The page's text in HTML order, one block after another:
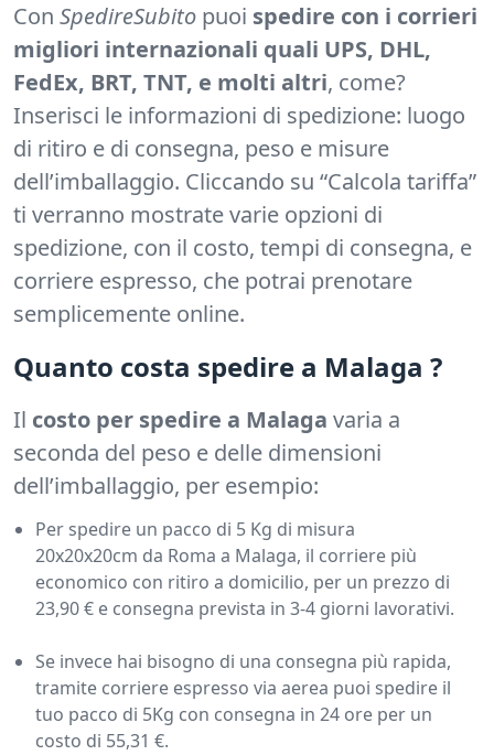
Con SpedireSubito puoi spedire con i corrieri
migliori internazionali quali UPS, DHL,
FedEx, BRT, TNT, e molti altri, come?
Inserisci le informazioni di spedizione: luogo
di ritiro e di consegna, peso e misure
dell’imballaggio. Cliccando su “Calcola tariffa”
ti verranno mostrate varie opzioni di
spedizione, con il costo, tempi di consegna, e
corriere espresso, che potrai prenotare
semplicemente online.
Quanto costa spedire a Malaga ?
Il costo per spedire a Malaga varia a
seconda del peso e delle dimensioni
dell’imballaggio, per esempio:
Per spedire un pacco di 5 Kg di misura
20x20x20cm da Roma a Malaga, il corriere più
economico con ritiro a domicilio, per un prezzo di
23,90 € e consegna prevista in 3-4 giorni lavorativi.
Se invece hai bisogno di una consegna più rapida,
tramite corriere espresso via aerea puoi spedire il
tuo pacco di 5Kg con consegna in 24 ore per un
costo di 55,31 €.